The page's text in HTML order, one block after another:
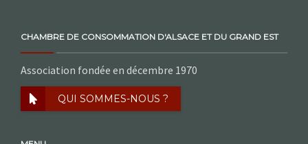
CHAMBRE DE CONSOMMATION D'ALSACE ET DU GRAND EST
Association fondée en décembre 1970
QUI SOMMES-NOUS ?